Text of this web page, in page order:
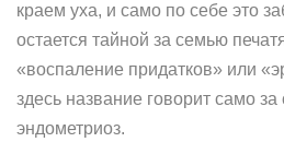
краем уха, и само по себе это
остается тайной за семью
«воспаление придатков» или
здесь название говорит само
эндометриоз.